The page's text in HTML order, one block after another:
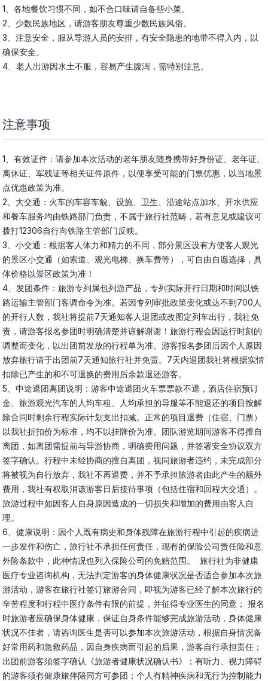
1、各地餐饮习惯不同，如不合口味请自备些小菜。
2、少数民族地区，请游客朋友尊重少数民族风俗。
3、注意安全，服从导游人员的安排，有安全隐患的地带不得入内，以
确保安全。
4、老人出游因水土不服，容易产生腹泻，需特别注意。
注意事项
1、有效证件：请参加本次活动的老年朋友随身携带好身份证、老年证、
离休证、军残证等相关证件原件，以便享受可能的门票优惠，以当地景
点优惠政策为准。
2、大交通：火车的车容车貌、设施、卫生、沿途站点加水、开水供应
和餐车服务均由铁路部门负责，不属于旅行社范畴，若有意见或建议可
拨打12306自行向铁路主管部门反映。
3、小交通：根据客人体力和精力的不同，部分景区设有方便客人观光
的景区小交通（如索道、观光电梯、换车费等），可自由自愿选择，具
体价格以景区政策为准！
4、发团条件：旅游专列属包列游产品，专列实际开行日期和时间以铁
路运输主管部门客调命令为准。若因专列审批政策变化或达不到700人
的开行人数，我社将提前7天通知客人退团或改图定列车出行，我社免
责，请游客报名参团时明确清楚并谅解谢谢！旅游行程会因运行时刻的
调整而变化，以出团前发放的行程单为准。游客报名参团后因个人原因
放弃旅行请于出团前7天通知旅行社并免责。7天内退团我社将根据实情
扣除已产生的和不可退换的费用后余款退还游客。
5、中途退团离团说明：游客中途退团火车票票款不退，酒店住宿预订
金、旅游观光汽车的人均车租、人均承担的导服等不能退还的项目按解
除合同时剩余行程实际计划支出扣减。正常的项目退费（住宿、门票）
以我社折扣价为标准，均不以挂牌价为准。团队游览期间游客不得擅自
离团，如离团需提前与导游协商，明确费用问题，并签署安全协议双方
签字确认。行程中未经协商的擅自离团，视同旅游者违约，未完成部分
将被视为自行放弃，我社不再退费，并不予承担旅游者由此产生的额外
费用，我社有权取消该游客日后接待事项（包括住宿和回程大交通）。
旅游过程中如因客人自身原因造成的一切损失和增加的费用由客人自
理。
6、健康说明：因个人既有病史和身体残障在旅游行程中引起的疾病进
一步发作和伤亡，旅行社不承担任何责任，现有的保险公司责任险和意
外险条款中，此种情况也列入保险公司的免赔范围。  旅行社为非健康
医疗专业咨询机构，无法判定游客的身体健康状况是否适合参加本次旅
游活动，游客在旅行社签订旅游合同，即视为游客已经了解本次旅行的
辛苦程度和行程中医疗条件有限的前提，并征得专业医生的同意； 报名
时旅游者应确保身体健康，保证自身条件能够完成旅游活动，身体健康
状况不佳者，请咨询医生是否可以参加本次旅游活动，根据自身情况备
好常用药和急救药品，因自身疾病而引起的后果，游客自行承担责任；
出团前游客须签字确认《旅游者健康状况确认书》；有听力、视力障碍
的游客须有健康旅伴陪同方可参团；个人有精神疾病和无行为控制能力